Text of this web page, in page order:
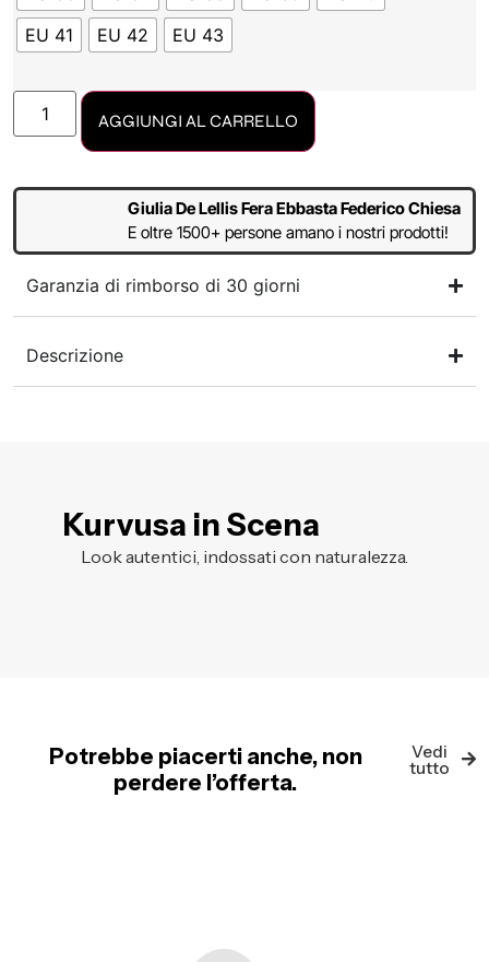
EU 41
EU 42 EU 43
AGGIUNGI AL CARRELLO
Giulia De Lellis Fera Ebbasta Federico Chiesa
E oltre 1500+ persone amano i nostri prodotti!
Garanzia di rimborso di 30 giorni
Descrizione
Kurvusa in Scena
Look autentici, indossati con naturalezza.
Potrebbe piacerti anche, non
perdere l’offerta.
Vedi
tutto